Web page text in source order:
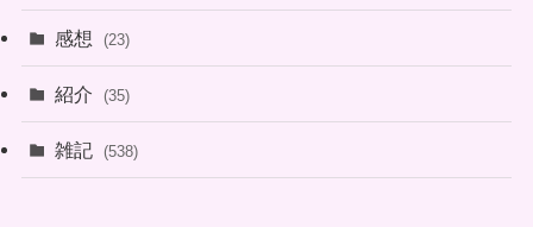
感想 (23)
紹介 (35)
雑記 (538)